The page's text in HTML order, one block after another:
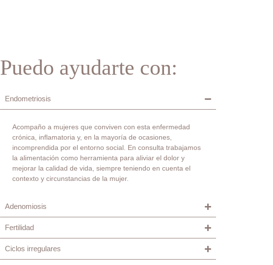
Puedo ayudarte con:
Endometriosis
Acompaño a mujeres que conviven con esta enfermedad
crónica, inflamatoria y, en la mayoría de ocasiones,
incomprendida por el entorno social. En consulta trabajamos
la alimentación como herramienta para aliviar el dolor y
mejorar la calidad de vida, siempre teniendo en cuenta el
contexto y circunstancias de la mujer.
Adenomiosis
Fertilidad
Ciclos irregulares